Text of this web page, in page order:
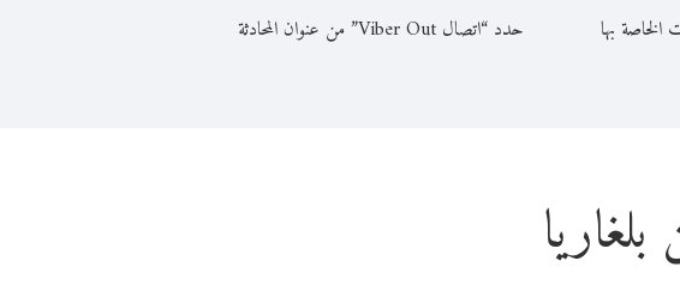
بها حدد “اتصال Viber Out” من عنوان المحادثة